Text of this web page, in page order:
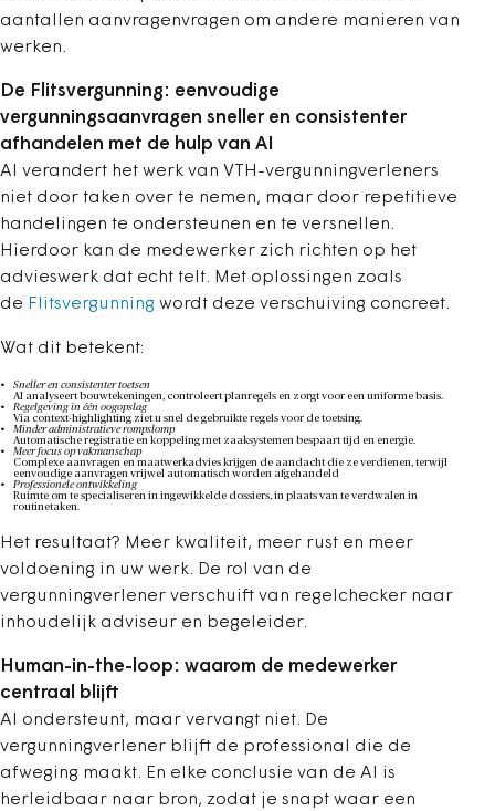
aantallen aanvragenvragen om andere manieren van
werken.
De Flitsvergunning: eenvoudige
vergunningsaanvragen sneller en consistenter
afhandelen met de hulp van AI
AI verandert het werk van VTH-vergunningverleners
niet door taken over te nemen, maar door repetitieve
handelingen te ondersteunen en te versnellen.
Hierdoor kan de medewerker zich richten op het
advieswerk dat echt telt. Met oplossingen zoals
de Flitsvergunning wordt deze verschuiving concreet.
Wat dit betekent:
Sneller en consistenter toetsen
AI analyseert bouwtekeningen, controleert planregels en zorgt voor een uniforme basis.
Regelgeving in één oogopslag
Via context-highlighting ziet u snel de gebruikte regels voor de toetsing.
Minder administratieve rompslomp
Automatische registratie en koppeling met zaaksystemen bespaart tijd en energie.
Meer focus op vakmanschap
Complexe aanvragen en maatwerkadvies krijgen de aandacht die ze verdienen, terwijl
eenvoudige aanvragen vrijwel automatisch worden afgehandeld
Professionele ontwikkeling
Ruimte om te specialiseren in ingewikkelde dossiers, in plaats van te verdwalen in
routinetaken.
Het resultaat? Meer kwaliteit, meer rust en meer
voldoening in uw werk. De rol van de
vergunningverlener verschuift van regelchecker naar
inhoudelijk adviseur en begeleider.
Human-in-the-loop: waarom de medewerker
centraal blijft
AI ondersteunt, maar vervangt niet. De
vergunningverlener blijft de professional die de
afweging maakt. En elke conclusie van de AI is
herleidbaar naar bron, zodat je snapt waar een